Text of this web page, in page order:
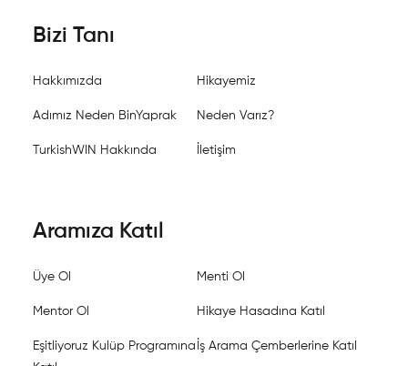
Bizi Tanı
Hakkımızda Hikayemiz
Adımız Neden BinYaprak Neden Varız?
TurkishWIN Hakkında İletişim
Aramıza Katıl
Üye Ol Menti Ol
Mentor Ol Hikaye Hasadına Katıl
Eşitliyoruz Kulüp Programına İş Arama Çemberlerine Katıl